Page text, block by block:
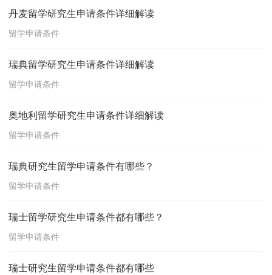
丹麦留学研究生申请条件详细解读
留学申请条件
瑞典留学研究生申请条件详细解读
留学申请条件
奥地利留学研究生申请条件详细解读
留学申请条件
瑞典研究生留学申请条件有哪些？
留学申请条件
瑞士留学研究生申请条件都有哪些？
留学申请条件
瑞士研究生留学申请条件都有哪些